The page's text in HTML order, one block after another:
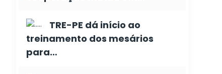
TRE-PE dá início ao
treinamento dos mesários
para…